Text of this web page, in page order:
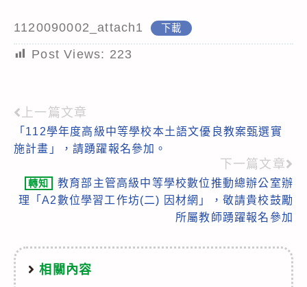
1120090002_attach1 下載
Post Views: 223
Read
more
上一篇文章
「112學年度高級中等學校本土語文優良教案甄選實
施計畫」，請踴躍報名參加。
下一篇文章
轉知
教育部主管高級中等學校數位推動總辦公室辦
理「A2數位學習工作坊(二) 因材網」，敬請貴校鼓勵
所屬教師踴躍報名參加
相關內容